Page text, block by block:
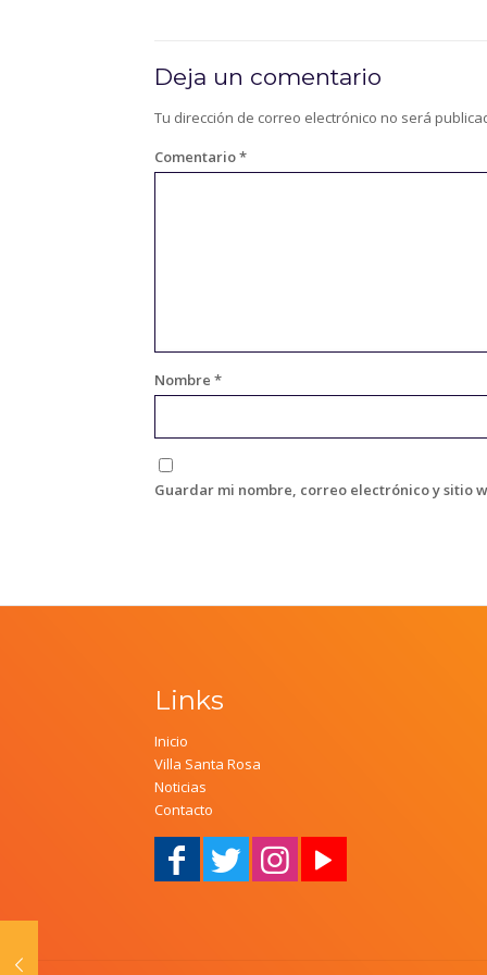
Deja un comentario
Tu dirección de correo electrónico no será
Comentario*
Nombre *
Guardar mi nombre, correo electrónico y sitio
Links
Inicio
Villa Santa Rosa
Noticias
Contacto